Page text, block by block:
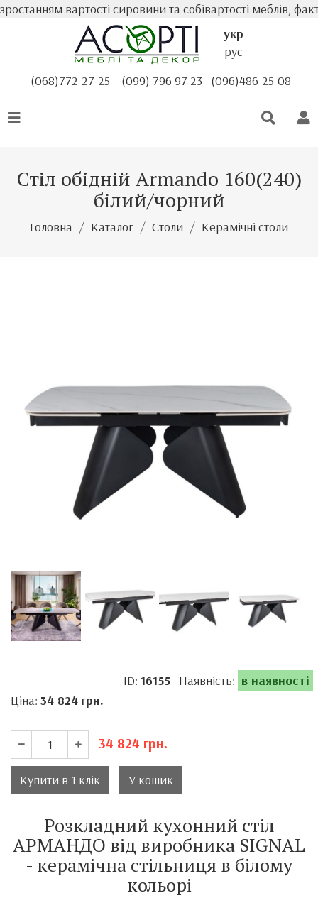
вартості сировини та собівартості меблів,
укр
рус
(068)772-27-25
(099) 796 97 23 (096)486-25-08
Стіл обідній Armando 160(240)
білий/чорний
Головна Каталог Столи Керамічні столи
ID: 16155Наявність: в наявності
Ціна: 34 824 грн.
34 824 грн.
Купити в 1 клік У кошик
Розкладний кухонний стіл
АРМАНДО від виробника SIGNAL
- керамічна стільниця в білому
кольорі